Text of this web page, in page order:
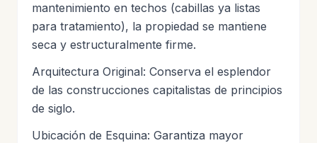
mantenimiento en techos (cabillas ya listas
para tratamiento), la propiedad se mantiene
seca y estructuralmente firme.
Arquitectura Original: Conserva el esplendor
de las construcciones capitalistas de principios
de siglo.
Ubicación de Esquina: Garantiza mayor